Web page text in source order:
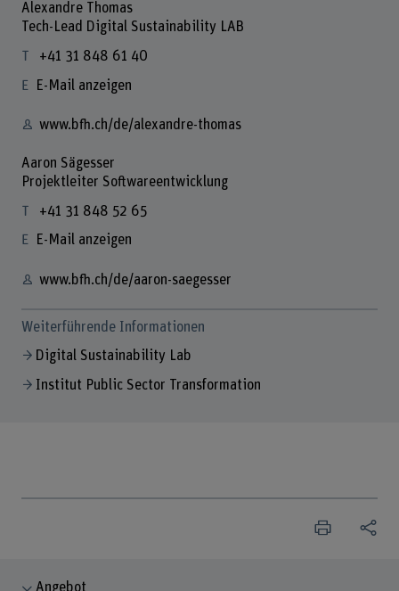
Alexandre Thomas
Tech-Lead Digital Sustainability LAB
+41 31 848 61 40
E-Mail anzeigen
www.bfh.ch/de/alexandre-thomas
Aaron Sägesser
Projektleiter Softwareentwicklung
+41 31 848 52 65
E-Mail anzeigen
www.bfh.ch/de/aaron-saegesser
Weiterführende Informationen
Digital Sustainability Lab
Institut Public Sector Transformation
Angebot